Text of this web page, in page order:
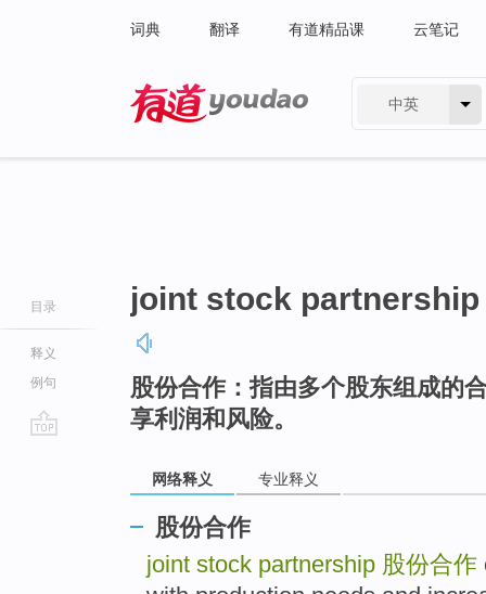
词典 翻译 有道精品课 云笔记
中英
目录
释义
例句
joint stock partnership
股份合作：指由多个股东组成的
享利润和风险。
网络释义 专业释义
股份合作
joint stock partnership 股份合作